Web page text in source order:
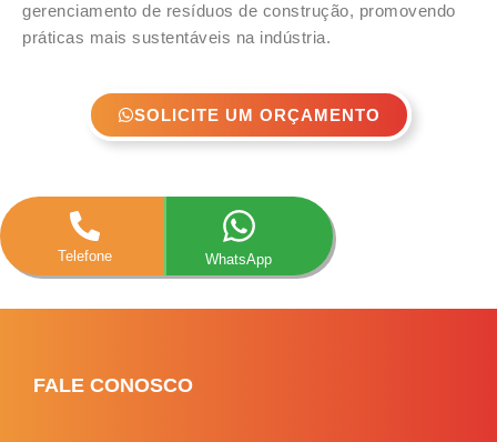
gerenciamento de resíduos de construção, promovendo
práticas mais sustentáveis na indústria.
SOLICITE UM ORÇAMENTO
Telefone WhatsApp
FALE CONOSCO